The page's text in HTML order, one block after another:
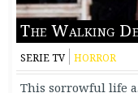
The Walking
SERIE TV HORROR
This sorrowful life